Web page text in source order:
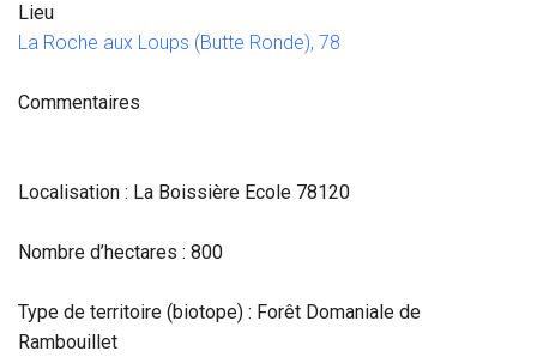
Lieu
La Roche aux Loups (Butte Ronde), 78
Commentaires
Localisation : La Boissière Ecole 78120
Nombre d’hectares : 800
Type de territoire (biotope) : Forêt Domaniale de
Rambouillet